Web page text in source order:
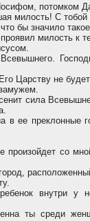
потомком
милость! С тобой
бы значило такое
милость к
Царству не
сила
в ее преклонные
со
внутри у
ты среди